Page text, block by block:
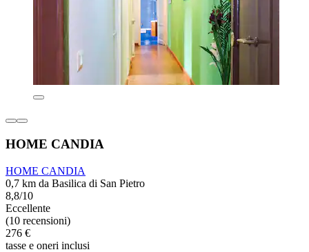
HOME CANDIA
HOME CANDIA
0,7 km da Basilica di San Pietro
8,8/10
Eccellente
(10 recensioni)
276 €
tasse e oneri inclusi